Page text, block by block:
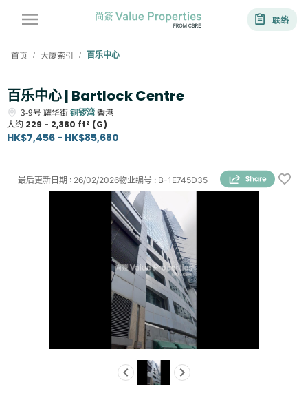
联络
首页 / 大厦索引 / 百乐中心
百乐中心 | Bartlock Centre
3-9号 耀华街铜锣湾香港
大约 229 - 2,380 ft² (G)
HK$7,456 - HK$85,680
物业编号 : B-1E745D35
最后更新日期 : 26/02/2026